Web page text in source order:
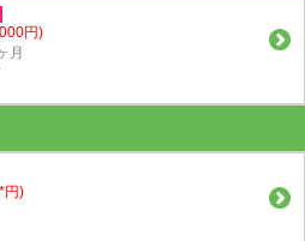
円)
月
円)